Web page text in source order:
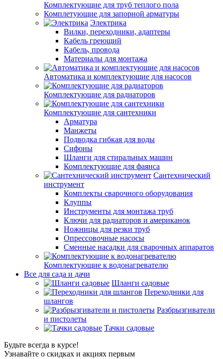
Комплектующие для труб теплого пола
Комплетующие для запорной арматуры
Электрика
Вилки, переходники, адаптеры
Кабель греющий
Кабель, провода
Материалы для монтажа
Автоматика и комплектующие для насосов
Комплектующие для радиаторов
Комплектующие для сантехники
Арматура
Манжеты
Подводка гибкая для воды
Сифоны
Шланги для стиральных машин
Комплектующие для фаянса
Сантехнический
инструмент
Комплекты сварочного оборудования
Клуппы
Инструменты для монтажа труб
Ключи для радиаторов и американок
Ножницы для резки труб
Опрессовочные насосы
Сменные насадки для сварочных аппаратов
Комплектующие к водонагревателю
Все для сада и дачи
Шланги садовые
Переходники для
шлангов
Разбрызгиватели
и пистолеты
Тачки садовые
Будьте всегда в курсе!
Узнавайте о скидках и акциях первым